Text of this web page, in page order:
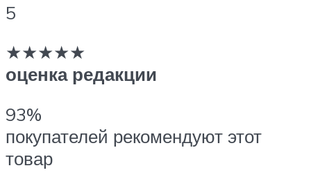
5
★★★★★
оценка редакции
93%
покупателей рекомендуют этот
товар